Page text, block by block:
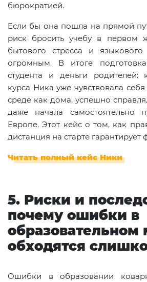
бюрократией.
Если бы она пошла на прямой
риск бросить учебу в первом
бытового стресса и
огромным. В итоге
студента и деньги родителей:
курса Ника уже чувствовала
среде как дома, успешно
даже начала самостоятельно
Европе. Этот кейс о том, как
дистанция на старте
Читать полный кейс Ники
5. Риски и
почему ошибки в
образовательном
обходятся
Ошибки в образовании